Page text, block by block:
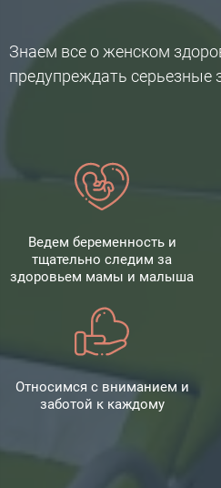
Знаем все о женском
предупреждать серьезные
Ведем беременность и
тщательно следим за
здоровьем мамы и малыша
Относимся с вниманием и
заботой к каждому